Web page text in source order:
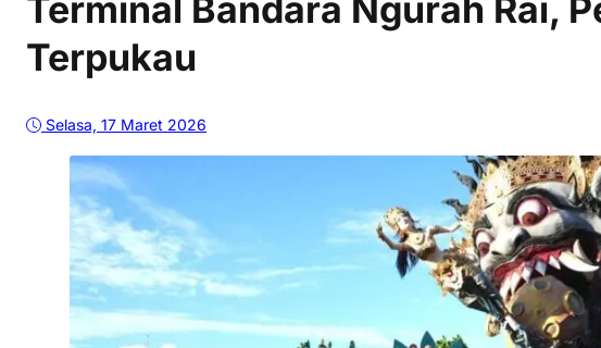
Terminal Bandara Ngurah Rai,
Terpukau
Selasa, 17 Maret 2026